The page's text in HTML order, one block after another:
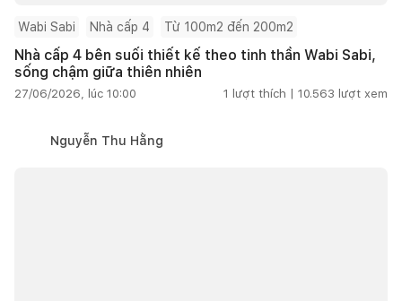
Wabi Sabi Nhà cấp 4 Từ 100m2 đến 200m2
Nhà cấp 4 bên suối thiết kế theo tinh thần Wabi Sabi,
sống chậm giữa thiên nhiên
27/06/2026, lúc 10:00 1 lượt thích | 10.563 lượt xem
Nguyễn Thu Hằng